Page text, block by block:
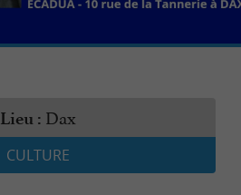
Lieu : Dax
CULTURE